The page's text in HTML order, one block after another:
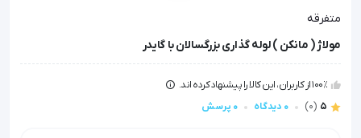
متفرقه
مولاژ ( مانکن ) لوله گذاری بزرگسالان با گایدر
100٪ از کاربران، این کالا را پیشنهاد کرده اند.
5
(0) 0 دیدگاه 0 پرسش